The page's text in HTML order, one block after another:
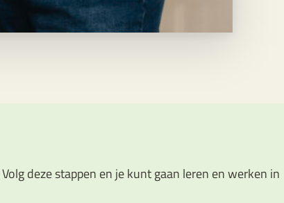
deze stappen en je kunt gaan leren en werken in